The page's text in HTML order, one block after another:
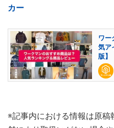
カー
ワー
気ア
版】
※記事内における情報は原